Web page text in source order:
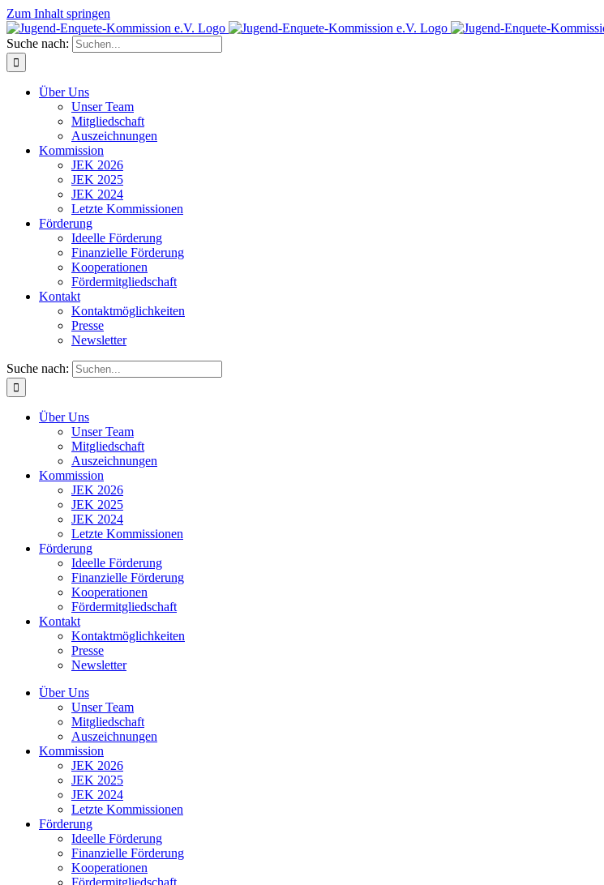
Zum Inhalt springen
Suche nach:
Über Uns
Unser Team
Mitgliedschaft
Auszeichnungen
Kommission
JEK 2026
JEK 2025
JEK 2024
Letzte Kommissionen
Förderung
Ideelle Förderung
Finanzielle Förderung
Kooperationen
Fördermitgliedschaft
Kontakt
Kontaktmöglichkeiten
Presse
Newsletter
Suche nach:
Über Uns
Unser Team
Mitgliedschaft
Auszeichnungen
Kommission
JEK 2026
JEK 2025
JEK 2024
Letzte Kommissionen
Förderung
Ideelle Förderung
Finanzielle Förderung
Kooperationen
Fördermitgliedschaft
Kontakt
Kontaktmöglichkeiten
Presse
Newsletter
Über Uns
Unser Team
Mitgliedschaft
Auszeichnungen
Kommission
JEK 2026
JEK 2025
JEK 2024
Letzte Kommissionen
Förderung
Ideelle Förderung
Finanzielle Förderung
Kooperationen
Fördermitgliedschaft